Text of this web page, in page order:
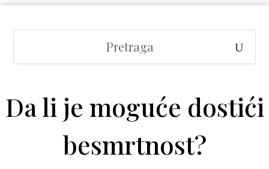
Da li je moguće dostići
besmrtnost?